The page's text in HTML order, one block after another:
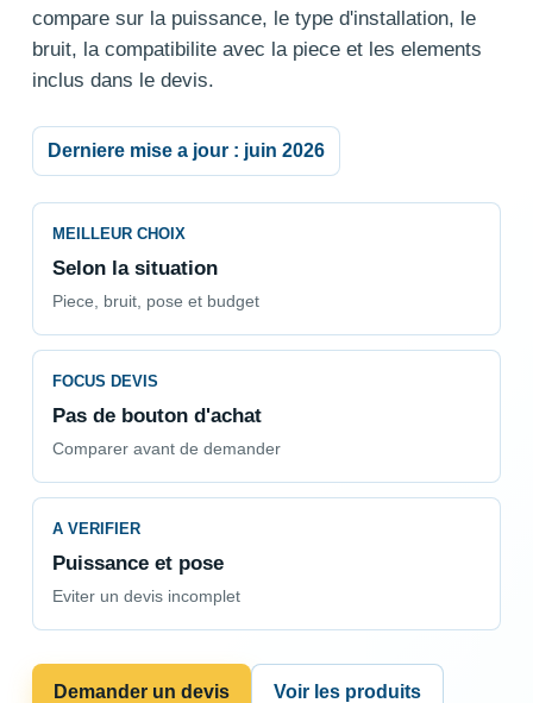
compare sur la puissance, le type d'installation, le
bruit, la compatibilite avec la piece et les elements
inclus dans le devis.
Derniere mise a jour : juin 2026
MEILLEUR CHOIX
Selon la situation
Piece, bruit, pose et budget
FOCUS DEVIS
Pas de bouton d'achat
Comparer avant de demander
A VERIFIER
Puissance et pose
Eviter un devis incomplet
Demander un devis Voir les produits